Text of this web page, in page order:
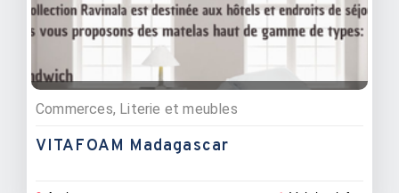
Commerces, Literie et meubles
VITAFOAM Madagascar